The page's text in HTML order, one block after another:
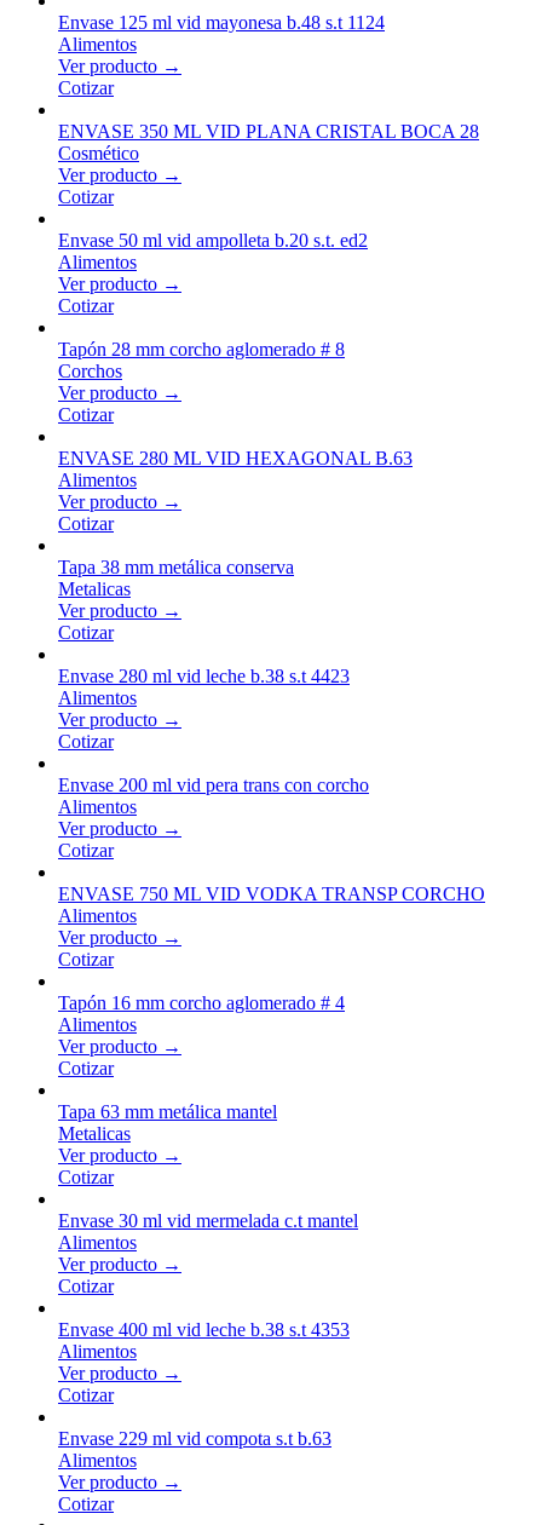
Envase 125 ml vid mayonesa b.48 s.t 1124
Alimentos
Ver producto →
Cotizar
ENVASE 350 ML VID PLANA CRISTAL BOCA 28
Cosmético
Ver producto →
Cotizar
Envase 50 ml vid ampolleta b.20 s.t. ed2
Alimentos
Ver producto →
Cotizar
Tapón 28 mm corcho aglomerado # 8
Corchos
Ver producto →
Cotizar
ENVASE 280 ML VID HEXAGONAL B.63
Alimentos
Ver producto →
Cotizar
Tapa 38 mm metálica conserva
Metalicas
Ver producto →
Cotizar
Envase 280 ml vid leche b.38 s.t 4423
Alimentos
Ver producto →
Cotizar
Envase 200 ml vid pera trans con corcho
Alimentos
Ver producto →
Cotizar
ENVASE 750 ML VID VODKA TRANSP CORCHO
Alimentos
Ver producto →
Cotizar
Tapón 16 mm corcho aglomerado # 4
Alimentos
Ver producto →
Cotizar
Tapa 63 mm metálica mantel
Metalicas
Ver producto →
Cotizar
Envase 30 ml vid mermelada c.t mantel
Alimentos
Ver producto →
Cotizar
Envase 400 ml vid leche b.38 s.t 4353
Alimentos
Ver producto →
Cotizar
Envase 229 ml vid compota s.t b.63
Alimentos
Ver producto →
Cotizar